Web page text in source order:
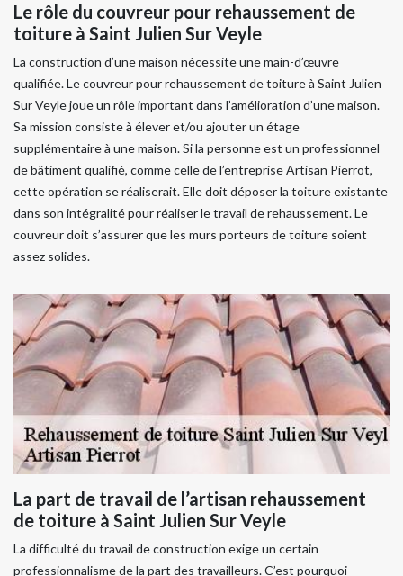
Le rôle du couvreur pour rehaussement de
toiture à Saint Julien Sur Veyle
La construction d’une maison nécessite une main-d’œuvre
qualifiée. Le couvreur pour rehaussement de toiture à Saint Julien
Sur Veyle joue un rôle important dans l’amélioration d’une maison.
Sa mission consiste à élever et/ou ajouter un étage
supplémentaire à une maison. Si la personne est un professionnel
de bâtiment qualifié, comme celle de l’entreprise Artisan Pierrot,
cette opération se réaliserait. Elle doit déposer la toiture existante
dans son intégralité pour réaliser le travail de rehaussement. Le
couvreur doit s’assurer que les murs porteurs de toiture soient
assez solides.
La part de travail de l’artisan rehaussement
de toiture à Saint Julien Sur Veyle
La difficulté du travail de construction exige un certain
professionnalisme de la part des travailleurs. C’est pourquoi